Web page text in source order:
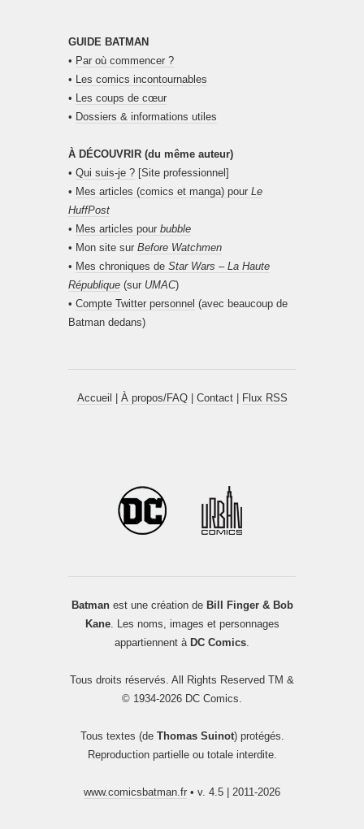
GUIDE BATMAN
• Par où commencer ?
• Les comics incontournables
• Les coups de cœur
• Dossiers & informations utiles
À DÉCOUVRIR (du même auteur)
• Qui suis-je ? [Site professionnel]
• Mes articles (comics et manga) pour Le
HuffPost
• Mes articles pour bubble
• Mon site sur Before Watchmen
• Mes chroniques de Star Wars – La Haute
République (sur UMAC)
• Compte Twitter personnel (avec beaucoup de
Batman dedans)
Accueil | À propos/FAQ| Contact| Flux RSS
Batmanest une création de Bill Finger & Bob
Kane. Les noms, images et personnages
appartiennent à DC Comics
Tous droits réservés. All Rights Reserved TM &
© 1934-2026 DC Comics.
Tous textes (de Thomas Suinot) protégés.
Reproduction partielle ou totale interdite.
www.comicsbatman.fr • v. 4.5 | 2011-2026